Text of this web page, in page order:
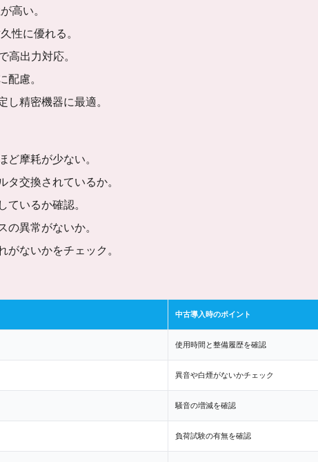
高い。
性に優れる。
高出力対応。
慮。
し精密機器に最適。
ど摩耗が少ない。
交換されているか。
いるか確認。
異常がないか。
ないかをチェック。
中古導入時のポイント
使用時間と整備履歴を確認
異音や白煙がないかチェック
騒音の増減を確認
負荷試験の有無を確認